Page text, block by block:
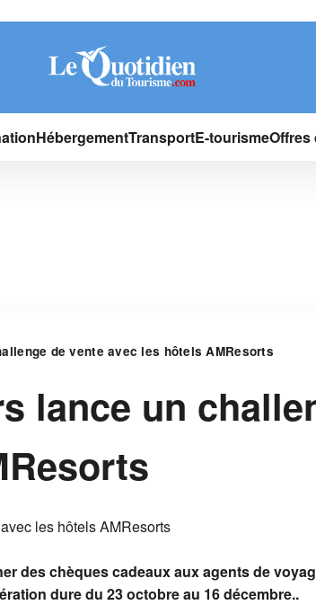
HébergementTransportE-tourismeOffres
de vente avec les hôtels AMResorts
lance un
des chèques cadeaux aux agents de
dure du 23 octobre au 16 décembre..